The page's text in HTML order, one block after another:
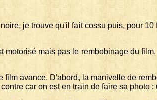
je trouve qu'il fait cossu puis, pour
mais pas le rembobinage du
avance. D'abord, la manivelle de
car on est en train de faire sa photo :